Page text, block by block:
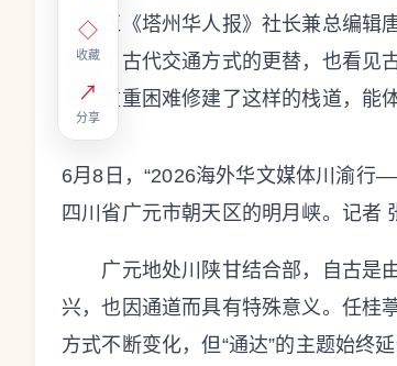
◇
收藏
↗
分享
大利亚《塔州华人报》社长兼总编
看见了古代交通方式的更替，也看
克服重重困难修建了这样的栈道，能
6月8日，“2026海外华文媒体川渝行
四川省广元市朝天区的明月峡。记者
广元地处川陕甘结合部，自古是由
兴，也因通道而具有特殊意义。任桂
方式不断变化，但“通达”的主题始终延